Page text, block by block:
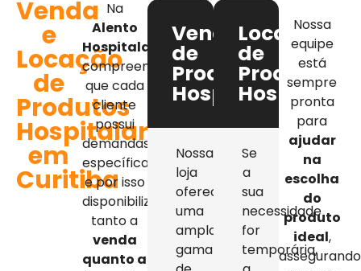
Venda
e
Locação
de
Produtos
Hospitalares
em
Curitiba
Na
Alento
Hospitalar
compreendemos
que cada
cliente
possui
demandas
específicas,
e por isso
disponibilizamos
tanto a
venda
quanto a
Venda
de
Produtos
Hospitalares
Nossa
loja
oferece
uma
ampla
gama
Locação
de
Produtos
Se
a
sua
necessidade
for
temporária,
Nossa
equipe
está
sempre
pronta
para
ajudar
na
escolha
do
produto
ideal,
assegurando